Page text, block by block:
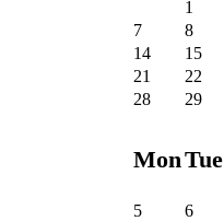
1
7
8
14
15
21
22
28
29
MonTue
5
6